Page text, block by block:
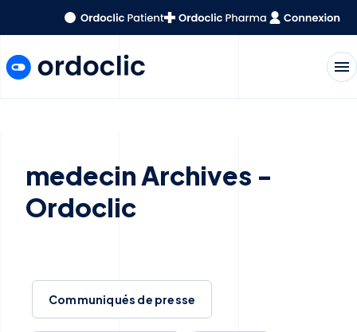
menu
medecin Archives -
Ordoclic
Communiqués de presse